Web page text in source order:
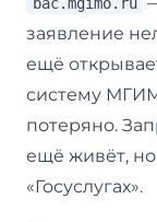
заявление
ещё
систему
потеряно.
ещё живёт, но
«Госуслугах».